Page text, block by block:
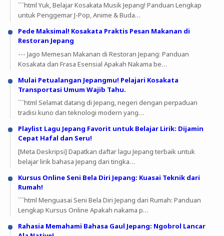
```html Yuk, Belajar Kosakata Musik Jepang! Panduan Lengkap
untuk Penggemar J-Pop, Anime & Buda…
Pede Maksimal! Kosakata Praktis Pesan Makanan di
Restoran Jepang
--- Jago Memesan Makanan di Restoran Jepang: Panduan
Kosakata dan Frasa Esensial Apakah Nakama be…
Mulai Petualangan Jepangmu! Pelajari Kosakata
Transportasi Umum Wajib Tahu.
```html Selamat datang di Jepang, negeri dengan perpaduan
tradisi kuno dan teknologi modern yang…
Playlist Lagu Jepang Favorit untuk Belajar Lirik: Dijamin
Cepat Hafal dan Seru!
[Meta Deskripsi] Dapatkan daftar lagu Jepang terbaik untuk
belajar lirik bahasa Jepang dari tingka…
Kursus Online Seni Bela Diri Jepang: Kuasai Teknik dari
Rumah!
```html Menguasai Seni Bela Diri Jepang dari Rumah: Panduan
Lengkap Kursus Online Apakah nakama p…
Rahasia Memahami Bahasa Gaul Jepang: Ngobrol Lancar